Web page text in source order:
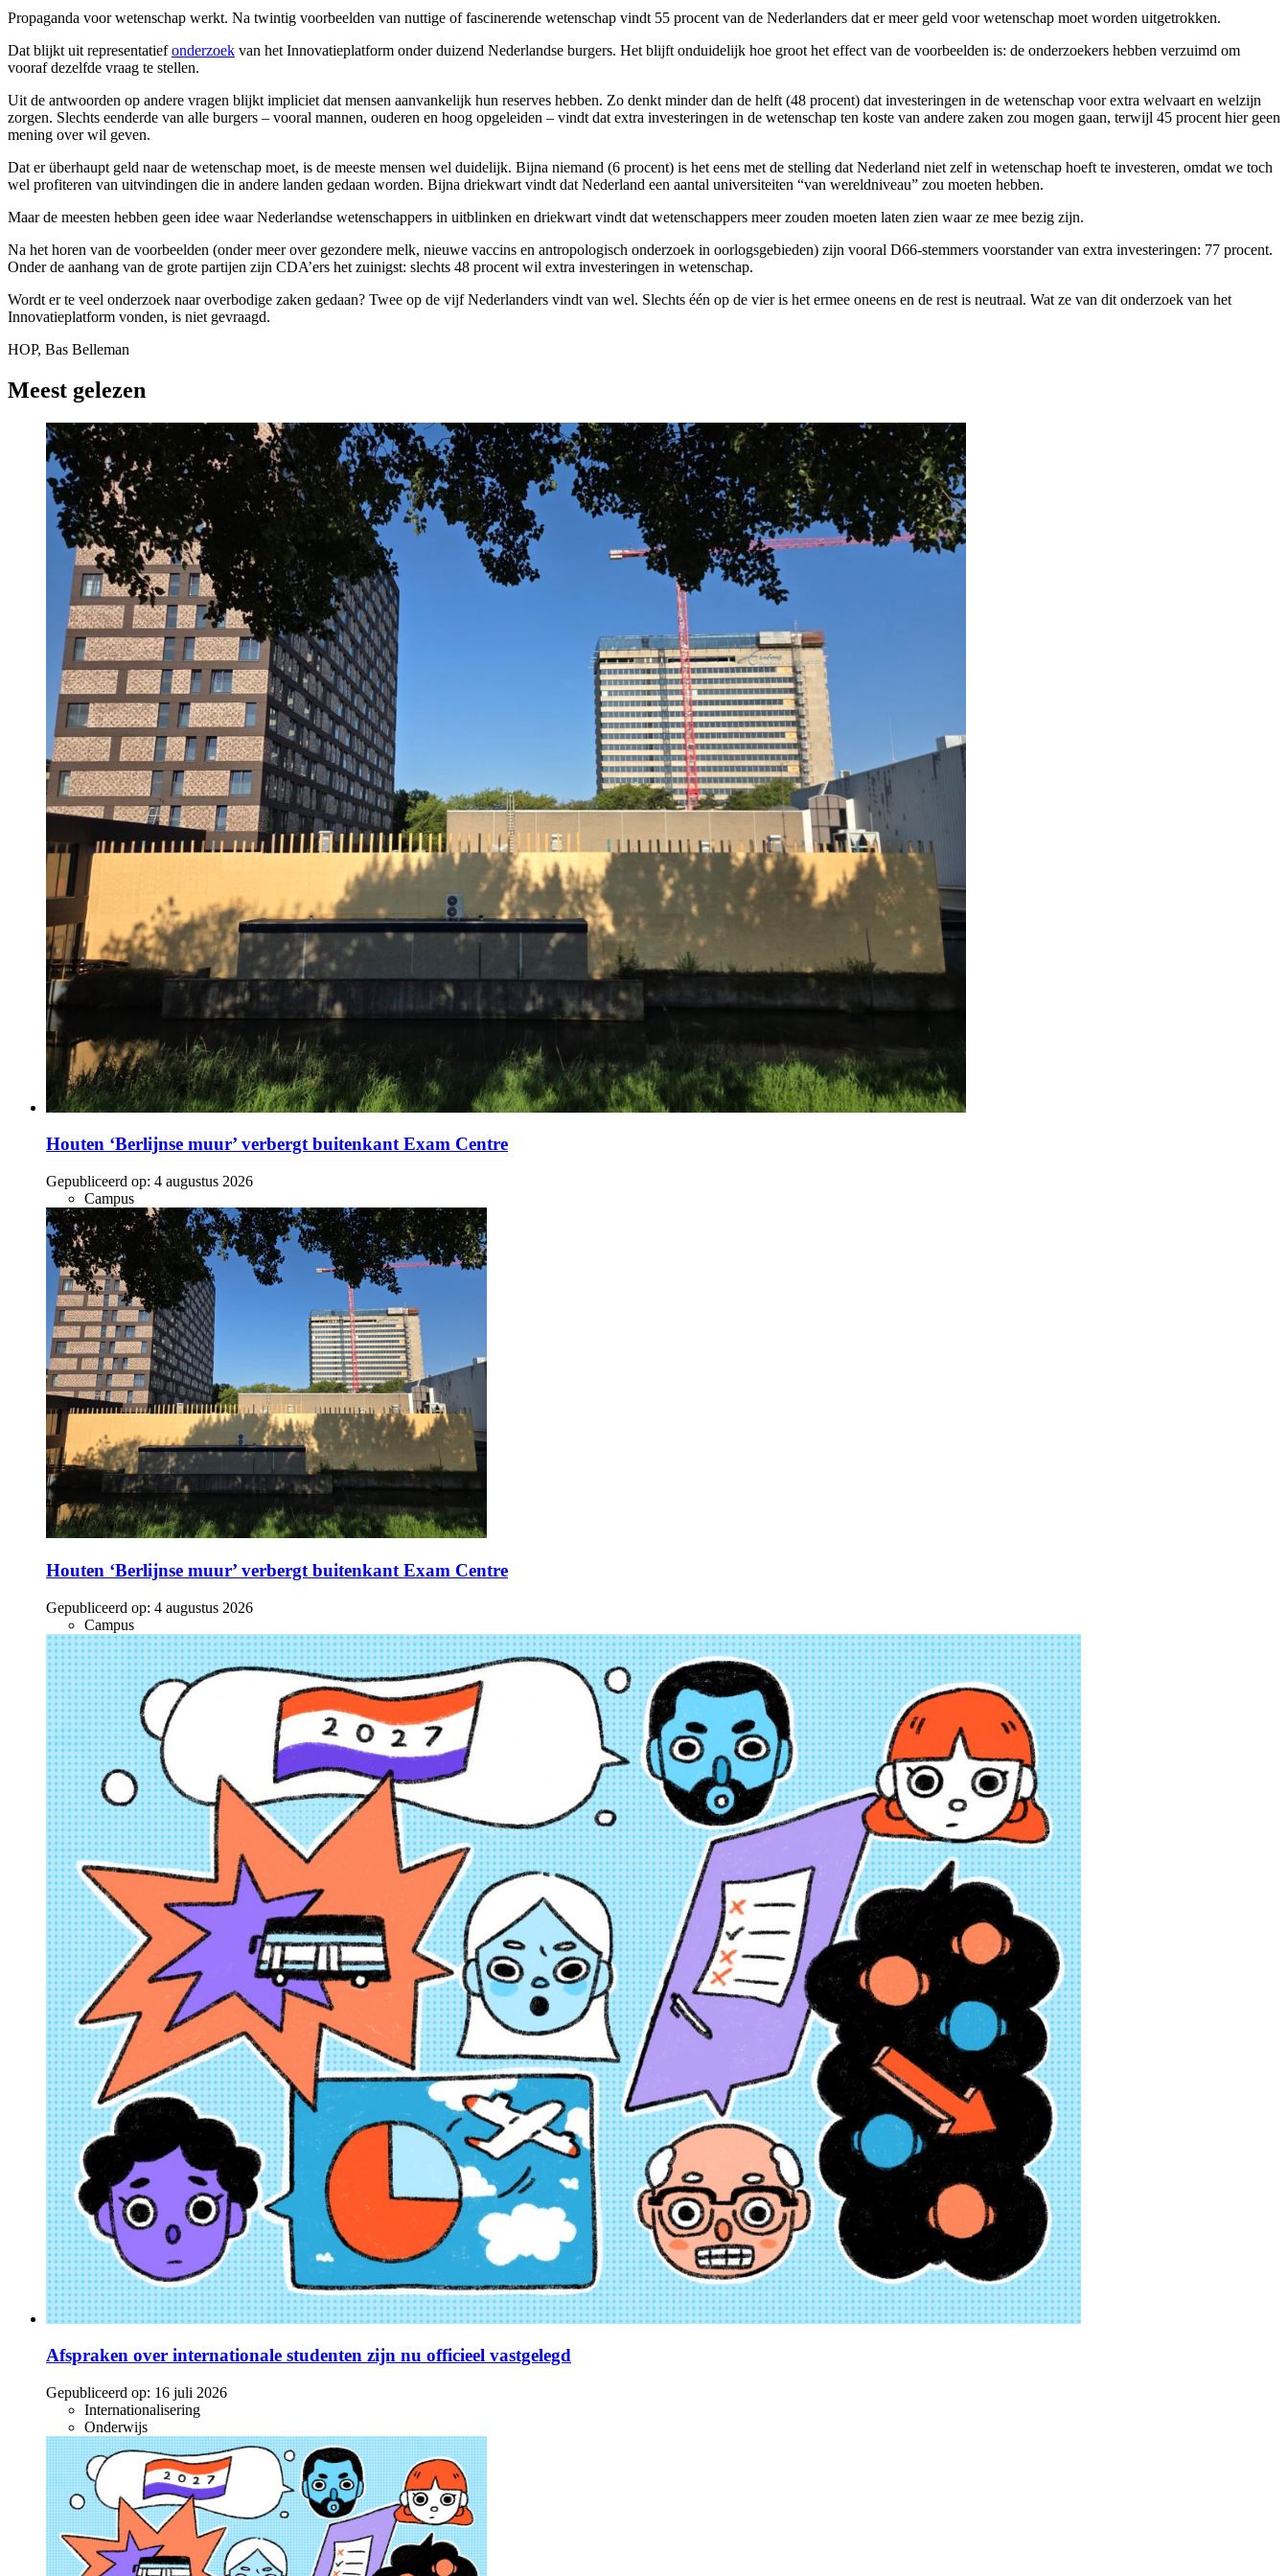
Propaganda voor wetenschap werkt. Na twintig voorbeelden van nuttige of fascinerende wetenschap vindt 55 procent van de Nederlanders dat er meer geld voor wetenschap moet worden uitgetrokken.
Dat blijkt uit representatiefonderzoek van het Innovatieplatform onder duizend Nederlandse burgers. Het blijft onduidelijk hoe groot het effect van de voorbeelden is: de onderzoekers hebben verzuimd om
vooraf dezelfde vraag te stellen.
Uit de antwoorden op andere vragen blijkt impliciet dat mensen aanvankelijk hun reserves hebben. Zo denkt minder dan de helft (48 procent) dat investeringen in de wetenschap voor extra welvaart en welzijn
zorgen. Slechts eenderde van alle burgers – vooral mannen, ouderen en hoog opgeleiden – vindt dat extra investeringen in de wetenschap ten koste van andere zaken zou mogen gaan, terwijl 45 procent hier geen
mening over wil geven.
Dat er überhaupt geld naar de wetenschap moet, is de meeste mensen wel duidelijk. Bijna niemand (6 procent) is het eens met de stelling dat Nederland niet zelf in wetenschap hoeft te investeren, omdat we toch
wel profiteren van uitvindingen die in andere landen gedaan worden. Bijna driekwart vindt dat Nederland een aantal universiteiten “van wereldniveau” zou moeten hebben.
Maar de meesten hebben geen idee waar Nederlandse wetenschappers in uitblinken en driekwart vindt dat wetenschappers meer zouden moeten laten zien waar ze mee bezig zijn.
Na het horen van de voorbeelden (onder meer over gezondere melk, nieuwe vaccins en antropologisch onderzoek in oorlogsgebieden) zijn vooral D66-stemmers voorstander van extra investeringen: 77 procent.
Onder de aanhang van de grote partijen zijn CDA’ers het zuinigst: slechts 48 procent wil extra investeringen in wetenschap.
Wordt er te veel onderzoek naar overbodige zaken gedaan? Twee op de vijf Nederlanders vindt van wel. Slechts één op de vier is het ermee oneens en de rest is neutraal. Wat ze van dit onderzoek van het
Innovatieplatform vonden, is niet gevraagd.
HOP, Bas Belleman
Meest gelezen
Houten ‘Berlijnse muur’ verbergt buitenkant Exam Centre
Gepubliceerd op: 4 augustus 2026
Campus
Houten ‘Berlijnse muur’ verbergt buitenkant Exam Centre
Gepubliceerd op: 4 augustus 2026
Campus
Afspraken over internationale studenten zijn nu officieel vastgelegd
Gepubliceerd op: 16 juli 2026
Internationalisering
Onderwijs